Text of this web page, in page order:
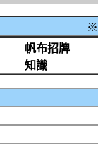
※
帆布招牌
知識